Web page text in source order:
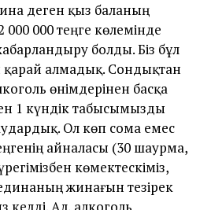
деген қыз баланың
000 теңге көлемінде
болды. Біз бұл
алмадық. Сондықтан
өнімдерінен басқа
1 күндік табысымызды
Ол көп сома емес
айналасы (30 шаурма,
көмектескіміз,
жинағын тезірек